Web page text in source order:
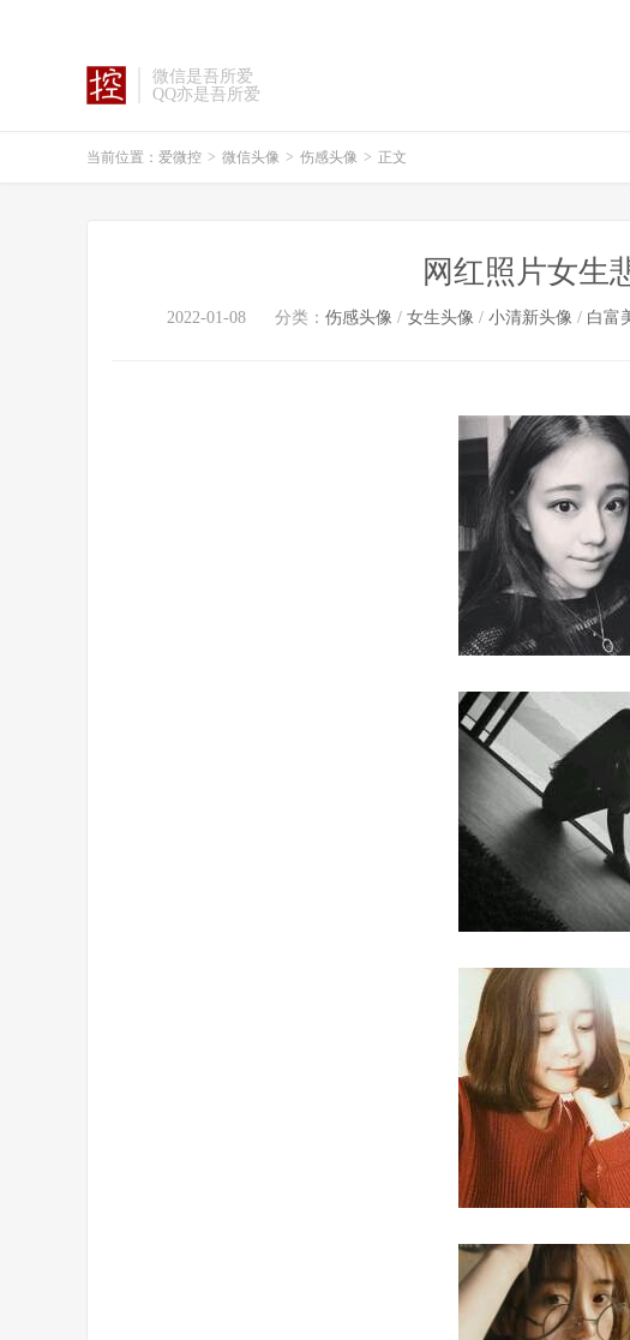
微信是吾所爱
QQ亦是吾所爱
当前位置： 爱微控 > 微信头像 > 伤感头像 > 正文
网红照片女生
2022-01-08 分类： 伤感头像 / 女生头像 / 小清新头像 / 白富